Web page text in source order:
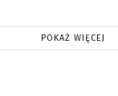
POKAŻ WIĘCEJ